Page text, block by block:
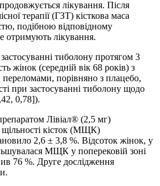
лікування. Після
терапії (ГЗТ) кісткова маса
подібною відповідному
отримують лікування.
тиболону протягом 3
жінок (середній вік 68 років) з
порівняно з плацебо,
при застосуванні тиболону щодо
0,78]).
Лівіал® (2,5 мг)
щільності кісток (МЩК)
2,6 ± 3,8 %. Відсоток жінок, у
МЩК у поперековій зоні
76 %. Друге дослідження